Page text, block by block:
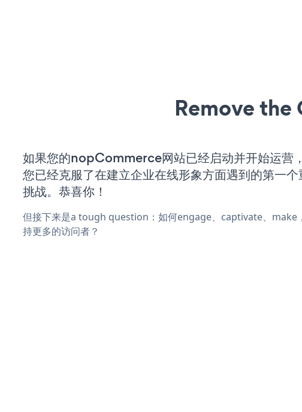
Remove the
如果您的nopCommerce网站已经启动并开始运营
您已经克服了在建立企业在线形象方面遇到的第一个
挑战。恭喜你！
但接下来是a tough question：如何engage、captivate、make
持更多的访问者？